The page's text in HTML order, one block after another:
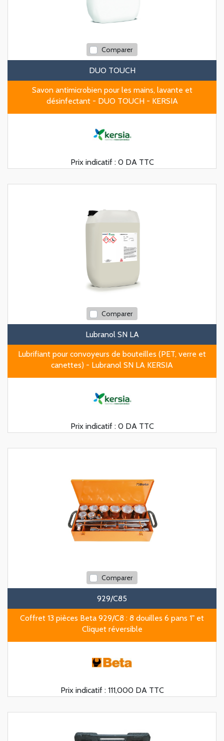
Comparer
DUO TOUCH
Savon antimicrobien pour les mains, lavante et
désinfectant - DUO TOUCH - KERSIA
Prix indicatif : 0 DA TTC
Comparer
Lubranol SN LA
Lubrifiant pour convoyeurs de bouteilles (PET, verre et
canettes) - Lubranol SN LA KERSIA
Prix indicatif : 0 DA TTC
Comparer
929/C85
Coffret 13 pièces Beta 929/C8 : 8 douilles 6 pans 1" et
Cliquet réversible
Prix indicatif : 111,000 DA TTC